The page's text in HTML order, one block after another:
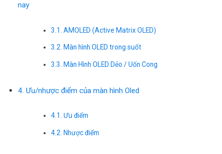
nay
3.1. AMOLED (Active Matrix OLED)
3.2. Màn hình OLED trong suốt
3.3. Màn Hình OLED Dẻo / Uốn Cong
4. Ưu/nhược điểm của màn hình Oled
4.1. Ưu điểm
4.2. Nhược điểm